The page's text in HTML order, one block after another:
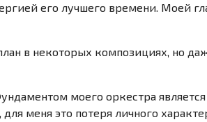
его лучшего времени. Моей
в некоторых композициях, но
моего оркестра
для меня это потеря личного